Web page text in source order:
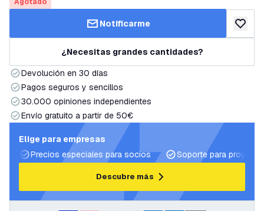
Notificarme añadir
¿Necesitas grandes cantidades?
Devolución en 30 días
Pagos seguros y sencillos
30.000 opiniones independientes
Envío gratuito a partir de 50€
Elige para empresas
Precios especiales para socios
Soporte para
Descubre más